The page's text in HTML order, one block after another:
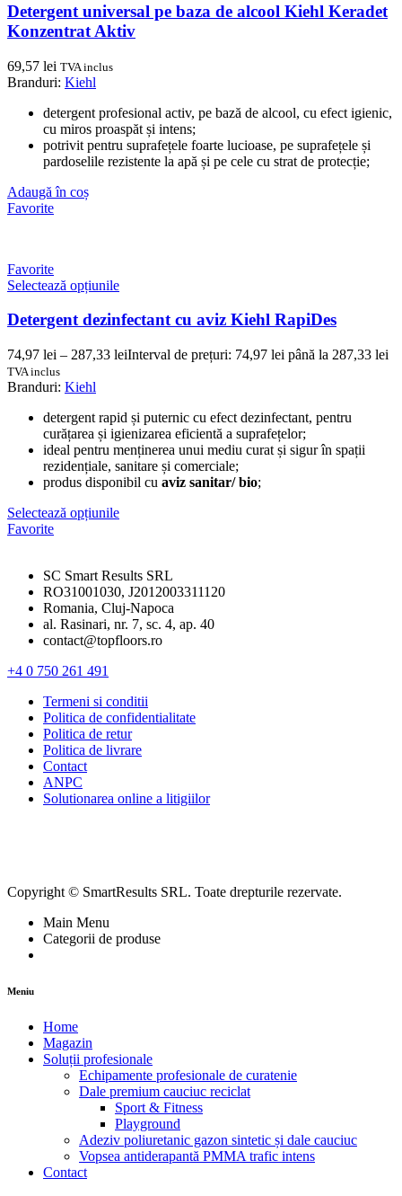
Detergent universal pe baza de alcool Kiehl Keradet
Konzentrat Aktiv
69,57 lei TVA inclus
Branduri: Kiehl
detergent profesional activ, pe bază de alcool, cu efect igienic,
cu miros proaspăt și intens;
potrivit pentru suprafețele foarte lucioase, pe suprafețele și
pardoselile rezistente la apă și pe cele cu strat de protecție;
Adaugă în coș
Favorite
Favorite
Selectează opțiunile
Detergent dezinfectant cu aviz Kiehl RapiDes
74,97 lei – 287,33 leiInterval de prețuri: 74,97 lei până la 287,33 lei
TVA inclus
Branduri: Kiehl
detergent rapid și puternic cu efect dezinfectant, pentru
curățarea și igienizarea eficientă a suprafețelor;
ideal pentru menținerea unui mediu curat și sigur în spații
rezidențiale, sanitare și comerciale;
produs disponibil cu aviz sanitar/ bio;
Selectează opțiunile
Favorite
SC Smart Results SRL
RO31001030, J2012003311120
Romania, Cluj-Napoca
al. Rasinari, nr. 7, sc. 4, ap. 40
contact@topfloors.ro
+4 0 750 261 491
Termeni si conditii
Politica de confidentialitate
Politica de retur
Politica de livrare
Contact
ANPC
Solutionarea online a litigiilor
Copyright © SmartResults SRL. Toate drepturile rezervate.
Main Menu
Categorii de produse
Meniu
Home
Magazin
Soluții profesionale
Echipamente profesionale de curatenie
Dale premium cauciuc reciclat
Sport & Fitness
Playground
Adeziv poliuretanic gazon sintetic și dale cauciuc
Vopsea antiderapantă PMMA trafic intens
Contact